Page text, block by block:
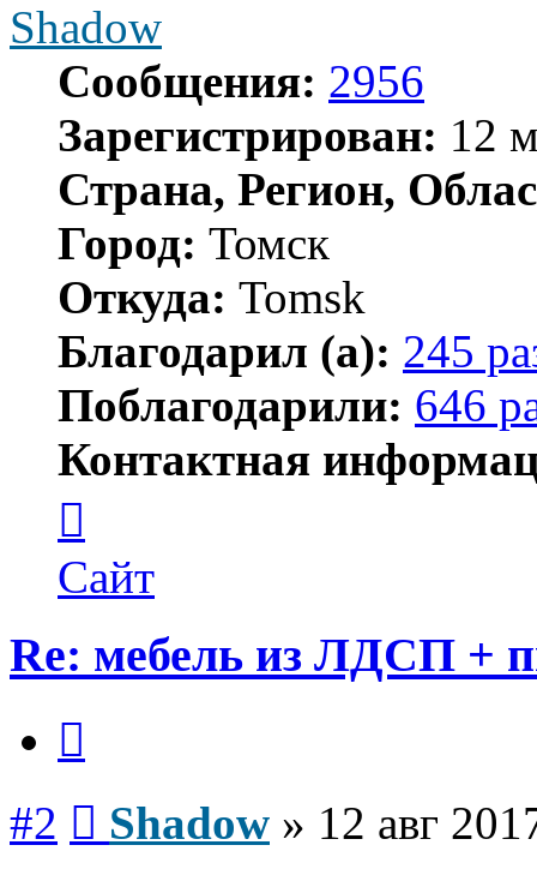
Shadow
Сообщения: 2956
Зарегистрирован: 12
Страна, Регион,
Город: Томск
Откуда: Tomsk
Благодарил (а): 245
Поблагодарили: 646
Контактная
пользователя
Shadow
Сайт
Re: мебель из ЛДСП +
#2 Shadow » 12 авг